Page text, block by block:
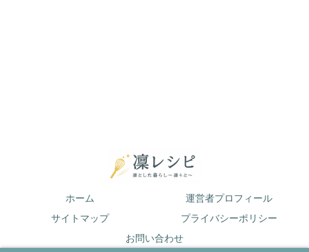
ホーム
運営者プロフィール
サイトマップ
プライバシーポリシー
お問い合わせ